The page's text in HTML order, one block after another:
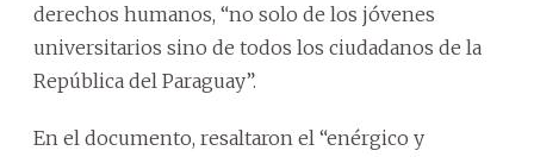
derechos humanos, “no solo de los jóvenes
universitarios sino de todos los ciudadanos de la
República del Paraguay”.
En el documento, resaltaron el “enérgico y